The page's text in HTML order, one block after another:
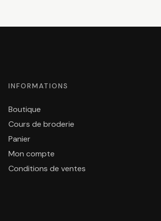
INFORMATIONS
Boutique
Cours de broderie
Panier
Mon compte
Conditions de ventes